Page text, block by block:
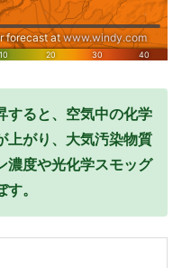
すると、空気中の化学
上がり、大気汚染物質
濃度や光化学スモッグ
。